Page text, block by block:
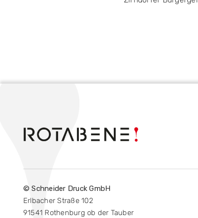
© Schneider Druck GmbH
Erlbacher Straße 102
91541 Rothenburg ob der Tauber